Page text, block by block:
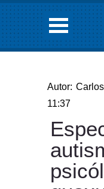
Autor:
11:37